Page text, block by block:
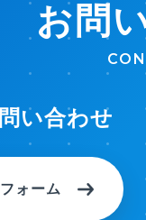
お問
い合わせ
ォーム